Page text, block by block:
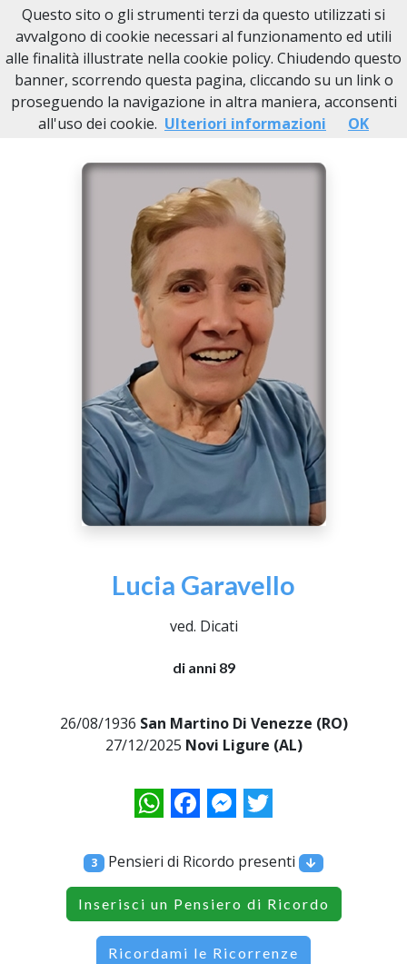
Necrologi Novi Ligure
Pozzolo Formigaro Lucia Garavello
Lucia Garavello
ved. Dicati
di anni 89
26/08/1936 San Martino Di Venezze (RO)
27/12/2025 Novi Ligure (AL)
WhatsAppFacebookMessenger
Twitter
3 Pensieri di Ricordo presenti
Inserisci un Pensiero di Ricordo
Ricordami le Ricorrenze
Questo sito o gli strumenti terzi da questo utilizzati si
avvalgono di cookie necessari al funzionamento ed utili
alle finalità illustrate nella cookie policy. Chiudendo questo
banner, scorrendo questa pagina, cliccando su un link o
proseguendo la navigazione in altra maniera, acconsenti
all'uso dei cookie. Ulteriori informazioni OK